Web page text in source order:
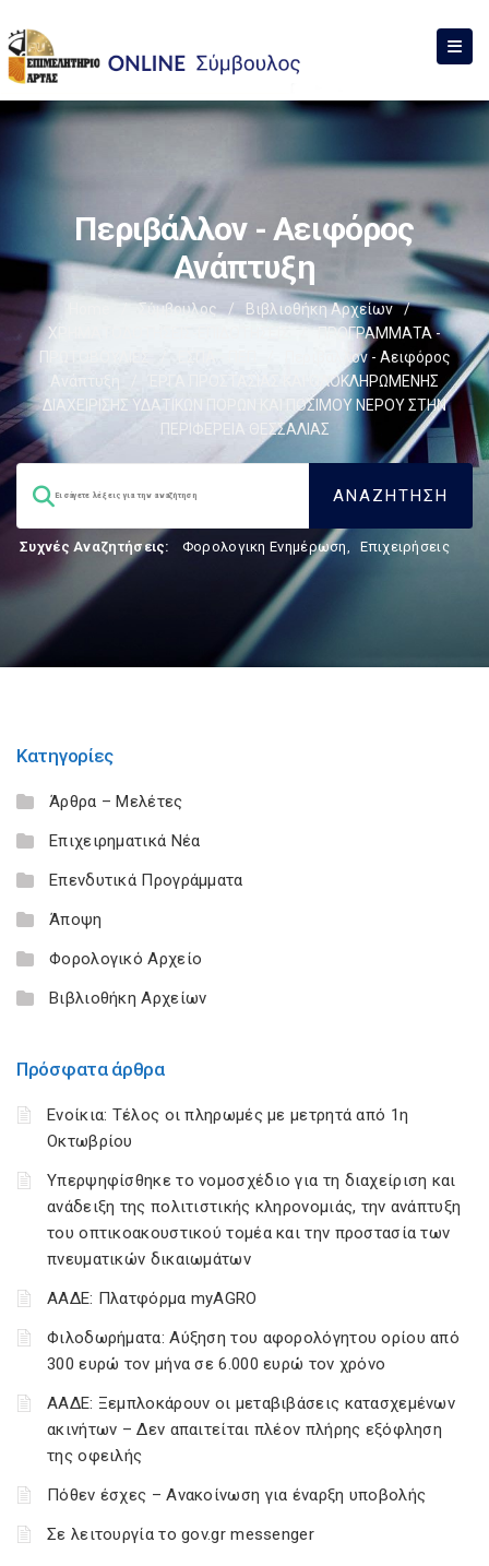
Περιβάλλον - Αειφόρος
Ανάπτυξη
Σύμβουλος / Βιβλιοθήκη Αρχείων
/
ΧΡΗΜΑΤΟΔΟΤΗΣΕΙΣ-ΕΠΙΔΟΤΗΣΕΙΣ
ΠΡΟΓΡΑΜΜΑΤΑ -
ΠΡΩΤΟΒΟΥΛΙΕΣ
Περιβάλλον - Αειφόρος
Ανάπτυξη
ΈΡΓΑ ΠΡΟΣΤΑΣΙΑΣ ΚΑΙ ΟΛΟΚΛΗΡΩΜΕΝΗΣ
ΔΙΑΧΕΙΡΙΣΗΣ ΥΔΑΤΙΚΩΝ ΠΟΡΩΝ ΚΑΙ ΠΟΣΙΜΟΥ ΝΕΡΟΥ ΣΤΗΝ
ΠΕΡΙΦΕΡΕΙΑ ΘΕΣΣΑΛΙΑΣ
Συχνές Αναζητήσεις: Φορολογικη Ενημέρωση, Επιχειρήσεις
Κατηγορίες
Άρθρα – Μελέτες
Επιχειρηματικά Νέα
Επενδυτικά Προγράμματα
Άποψη
Φορολογικό Αρχείο
Βιβλιοθήκη Αρχείων
Πρόσφατα άρθρα
Ενοίκια: Τέλος οι πληρωμές με μετρητά από 1η
Οκτωβρίου
Υπερψηφίσθηκε το νομοσχέδιο για τη διαχείριση και
ανάδειξη της πολιτιστικής κληρονομιάς, την ανάπτυξη
του οπτικοακουστικού τομέα και την προστασία των
πνευματικών δικαιωμάτων
ΑΑΔΕ: Πλατφόρμα myAGRO
Φιλοδωρήματα: Αύξηση του αφορολόγητου ορίου από
300 ευρώ τον μήνα σε 6.000 ευρώ τον χρόνο
ΑΑΔΕ: Ξεμπλοκάρουν οι μεταβιβάσεις κατασχεμένων
ακινήτων – Δεν απαιτείται πλέον πλήρης εξόφληση
της οφειλής
Πόθεν έσχες – Ανακοίνωση για έναρξη υποβολής
Σε λειτουργία το gov.gr messenger